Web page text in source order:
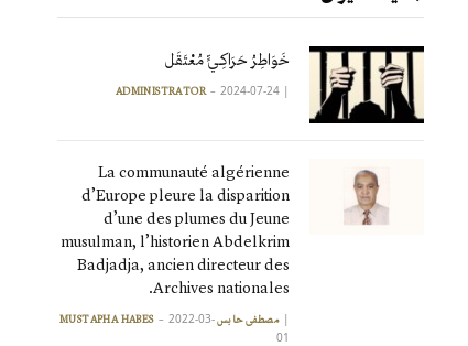
خَوَاطِرُ حَرَاكِـيٍّ مُعْتَقَل
|
ADMINISTRATOR 2024-07-24
La communauté algérienne
d’Europe pleure la disparition
d’une des plumes du Jeune
musulman, l’historien Abdelkrim
Badjadja, ancien directeur des
Archives nationales.
| مصطفى حابس MUSTAPHA HABES2022-03-
01